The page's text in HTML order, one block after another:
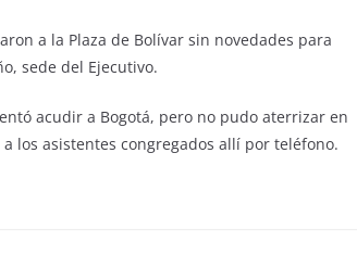
a la Plaza de Bolívar sin novedades para
sede del Ejecutivo.
acudir a Bogotá, pero no pudo aterrizar en
los asistentes congregados allí por teléfono.